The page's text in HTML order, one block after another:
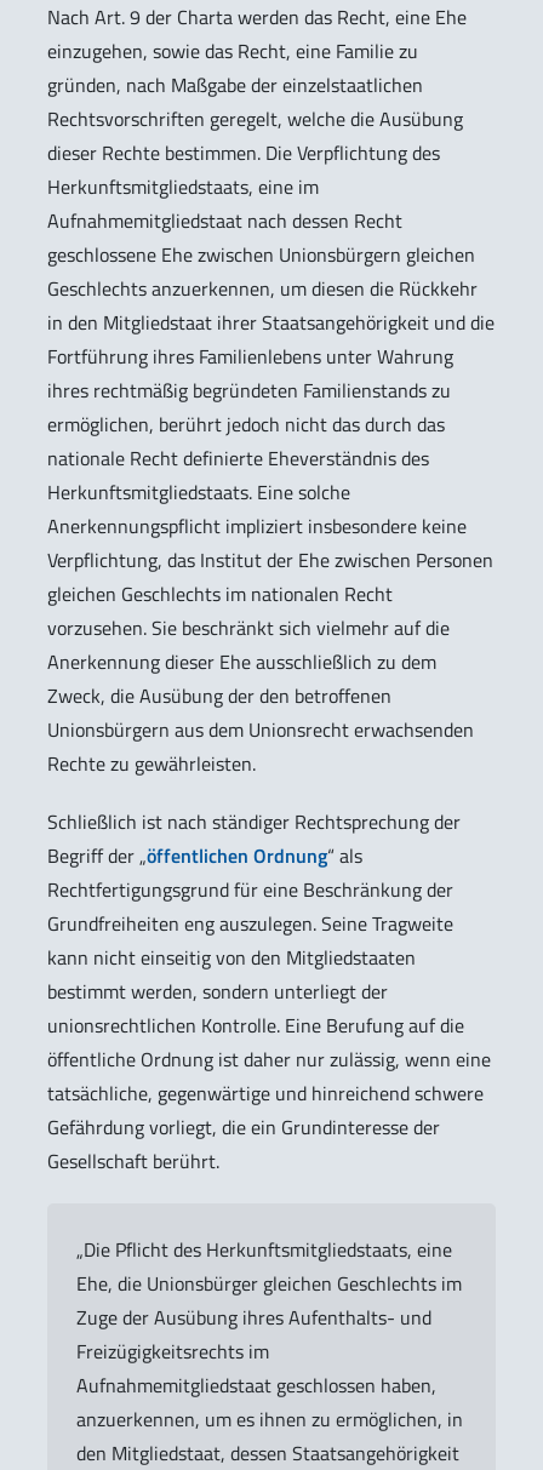
Nach Art. 9 der Charta werden das Recht, eine Ehe
einzugehen, sowie das Recht, eine Familie zu
gründen, nach Maßgabe der einzelstaatlichen
Rechtsvorschriften geregelt, welche die Ausübung
dieser Rechte bestimmen. Die Verpflichtung des
Herkunftsmitgliedstaats, eine im
Aufnahmemitgliedstaat nach dessen Recht
geschlossene Ehe zwischen Unionsbürgern gleichen
Geschlechts anzuerkennen, um diesen die Rückkehr
in den Mitgliedstaat ihrer Staatsangehörigkeit und die
Fortführung ihres Familienlebens unter Wahrung
ihres rechtmäßig begründeten Familienstands zu
ermöglichen, berührt jedoch nicht das durch das
nationale Recht definierte Eheverständnis des
Herkunftsmitgliedstaats. Eine solche
Anerkennungspflicht impliziert insbesondere keine
Verpflichtung, das Institut der Ehe zwischen Personen
gleichen Geschlechts im nationalen Recht
vorzusehen. Sie beschränkt sich vielmehr auf die
Anerkennung dieser Ehe ausschließlich zu dem
Zweck, die Ausübung der den betroffenen
Unionsbürgern aus dem Unionsrecht erwachsenden
Rechte zu gewährleisten.
Schließlich ist nach ständiger Rechtsprechung der
Begriff der „öffentlichen Ordnung“ als
Rechtfertigungsgrund für eine Beschränkung der
Grundfreiheiten eng auszulegen. Seine Tragweite
kann nicht einseitig von den Mitgliedstaaten
bestimmt werden, sondern unterliegt der
unionsrechtlichen Kontrolle. Eine Berufung auf die
öffentliche Ordnung ist daher nur zulässig, wenn eine
tatsächliche, gegenwärtige und hinreichend schwere
Gefährdung vorliegt, die ein Grundinteresse der
Gesellschaft berührt.
„Die Pflicht des Herkunftsmitgliedstaats, eine
Ehe, die Unionsbürger gleichen Geschlechts im
Zuge der Ausübung ihres Aufenthalts- und
Freizügigkeitsrechts im
Aufnahmemitgliedstaat geschlossen haben,
anzuerkennen, um es ihnen zu ermöglichen, in
den Mitgliedstaat, dessen Staatsangehörigkeit